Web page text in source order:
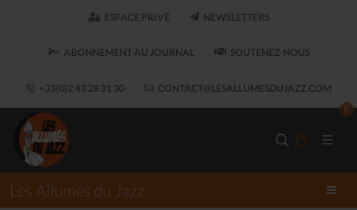
ESPACE PRIVÉ NEWSLETTERS
ABONNEMENT AU JOURNAL SOUTENEZ-NOUS
+33(0)2 43 28 31 30 CONTACT@LESALLUMESDUJAZZ.COM
0
Les Allumés du Jazz